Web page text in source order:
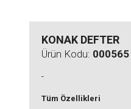
KONAK DEFTER
Ürün Kodu: 000565
-
Tüm Özellikleri